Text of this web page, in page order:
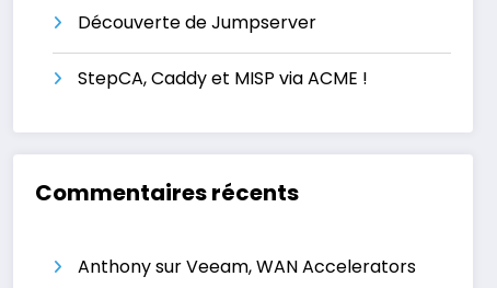
Découverte de Jumpserver
StepCA, Caddy et MISP via ACME !
Commentaires récents
AnthonysurVeeam, WAN Accelerators